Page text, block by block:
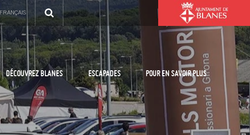
FRANÇAIS
DÉCOUVREZ BLANES ESCAPADES POUR EN SAVOIR PLUS